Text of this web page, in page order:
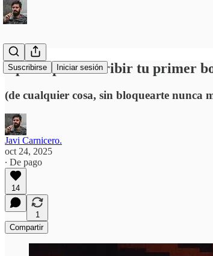
Suscribirse Iniciar sesión
5 pasos para escribir tu primer
(de cualquier cosa, sin bloquearte nunca
Javi Carnicero.
oct 24, 2025
∙ De pago
14
1
Compartir